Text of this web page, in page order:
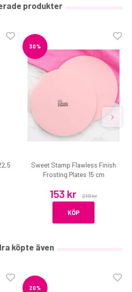
produkter
30%
Sweet Stamp Flawless Finish
Frosting Plates 15 cm
153 kr 219 kr
KÖP
köpte även
20%